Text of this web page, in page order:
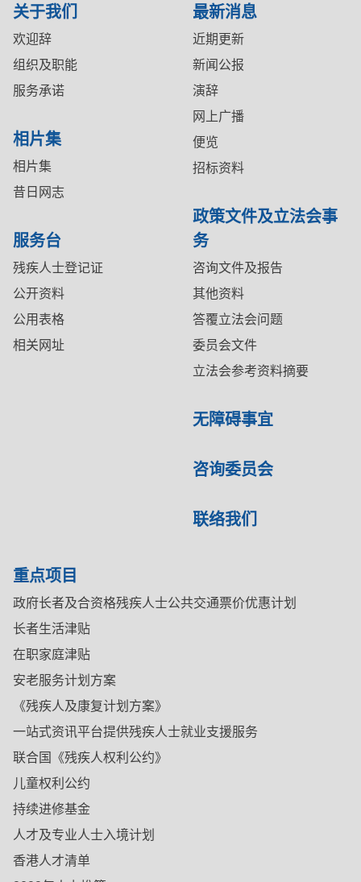
关于我们
欢迎辞
组织及职能
服务承诺
相片集
相片集
昔日网志
服务台
残疾人士登记证
公开资料
公用表格
相关网址
最新消息
近期更新
新闻公报
演辞
网上广播
便览
招标资料
政策文件及立法会事
务
咨询文件及报告
其他资料
答覆立法会问题
委员会文件
立法会参考资料摘要
无障碍事宜
咨询委员会
联络我们
重点项目
政府长者及合资格残疾人士公共交通票价优惠计划
长者生活津贴
在职家庭津贴
安老服务计划方案
《残疾人及康复计划方案》
一站式资讯平台提供残疾人士就业支援服务
联合国《残疾人权利公约》
儿童权利公约
持续进修基金
人才及专业人士入境计划
香港人才清单